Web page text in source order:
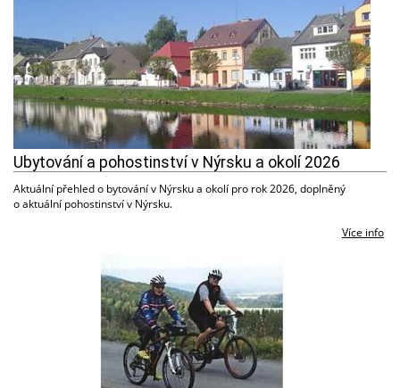
Ubytování a pohostinství v Nýrsku a okolí 2026
Aktuální přehled o bytování v Nýrsku a okolí pro rok 2026, doplněný
o aktuální pohostinství v Nýrsku.
Více info